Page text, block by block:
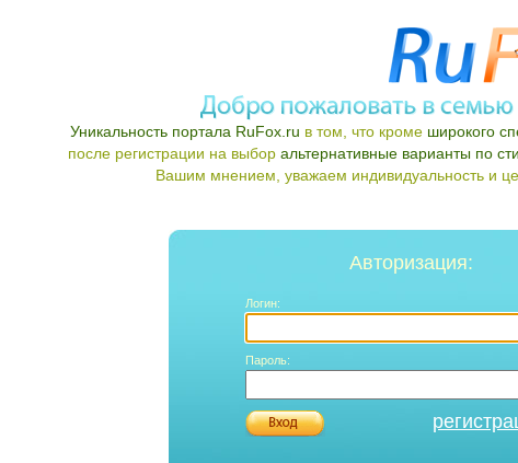
Уникальность портала RuFox.ru в том, что кроме широкого
после регистрации на выбор альтернативные варианты по
Вашим мнением, уважаем индивидуальность и
Авторизация:
Логин:
Пароль: